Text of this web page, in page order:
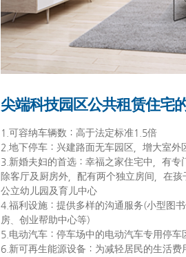
尖端科技园区公共租赁住宅
1.可容纳车辆数：高于法定标准1.5倍
2.地下停车：兴建路面无车园区，增大室外
3.新婚夫妇的首选：幸福之家住宅中，有专
除客厅及厨房外，配有两个独立房间，在
公立幼儿园及育儿中心
4.福利设施：提供多样的沟通服务(小型图
房、创业帮助中心等)
5.电动汽车：停车场中的电动汽车专用停车
6.新可再生能源设备：为减轻居民的生活